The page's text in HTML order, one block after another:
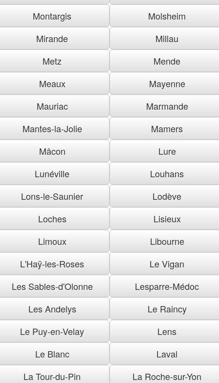
Montargis
Molsheim
Mirande
Millau
Metz
Mende
Meaux
Mayenne
Mauriac
Marmande
Mantes-la-Jolie
Mamers
Mâcon
Lure
Lunéville
Louhans
Lons-le-Saunier
Lodève
Loches
Lisieux
Limoux
Libourne
L'Haÿ-les-Roses
Le Vigan
Les Sables-d'Olonne
Lesparre-Médoc
Les Andelys
Le Raincy
Le Puy-en-Velay
Lens
Le Blanc
Laval
La Tour-du-Pin
La Roche-sur-Yon